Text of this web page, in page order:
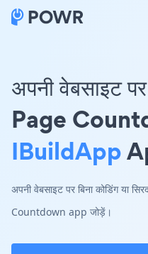
अपनी वेबसाइट
Page
IBuildApp
अपनी वेबसाइट पर बिना कोडिंग या
Countdown app जोड़ें।